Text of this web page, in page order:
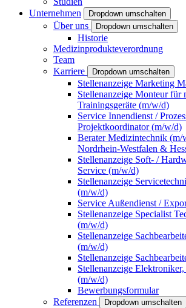
Unternehmen
Dropdown umschalten
Über uns Dropdown umschalten
Historie
Medizinprodukteverordnung
Team
Karriere
Dropdown umschalten
Stellenanzeige Marketing
Stellenanzeige Monteur für
Trainingsgeräte (m/w/d)
Service Innendienst /
Projektkoordinator (m/w/d)
Berater Medizintechnik (m/
Nordrhein-Westfalen &
Stellenanzeige Soft- /
Service (m/w/d)
Stellenanzeige
(m/w/d)
Service Außendienst /
Stellenanzeige Specialist
(m/w/d)
Stellenanzeige
(m/w/d)
Stellenanzeige
Stellenanzeige
(m/w/d)
Bewerbungsformular
Referenzen
Dropdown umschalten